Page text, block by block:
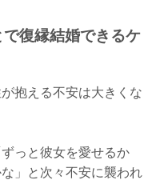
復縁結婚できるケ
抱える不安は大きくな
っと彼女を愛せるか
」と次々不安に襲われ